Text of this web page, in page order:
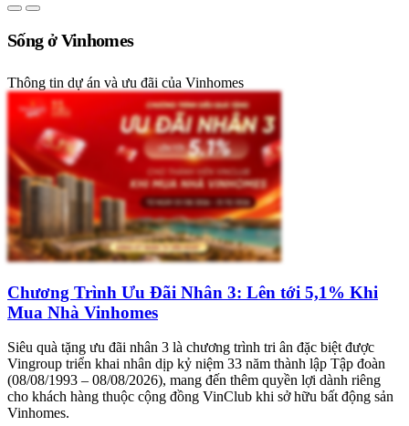
Sống ở Vinhomes
Thông tin dự án và ưu đãi của Vinhomes
Chương Trình Ưu Đãi Nhân 3: Lên tới 5,1% Khi
Mua Nhà Vinhomes
Siêu quà tặng ưu đãi nhân 3 là chương trình tri ân đặc biệt được
Vingroup triển khai nhân dịp kỷ niệm 33 năm thành lập Tập đoàn
(08/08/1993 – 08/08/2026), mang đến thêm quyền lợi dành riêng
cho khách hàng thuộc cộng đồng VinClub khi sở hữu bất động sản
Vinhomes.